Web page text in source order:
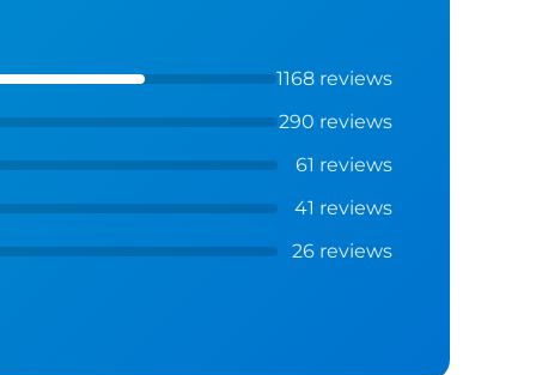
1168 reviews
290 reviews
61 reviews
41 reviews
26 reviews